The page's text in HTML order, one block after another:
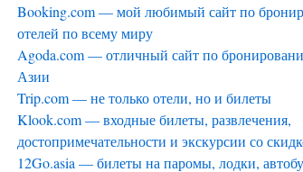
Booking.com — мой любимый сайт по
отелей по всему миру
Agoda.com — отличный сайт по
Азии
Trip.com — не только отели, но и билеты
Klook.com — входные билеты, развлечения,
достопримечательности и экскурсии со
12Go.asia — билеты на паромы, лодки,